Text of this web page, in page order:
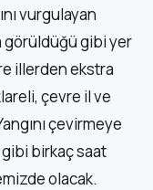
vurgulayan
görüldüğü gibi yer
illerden ekstra
çevre il ve
çevirmeye
birkaç saat
olacak.